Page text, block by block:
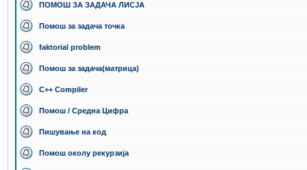
ПОМОШ ЗА ЗАДАЧА ЛИСЈА
Помош за задача точка
faktorial problem
Помош за задача(матрица)
C++ Compiler
Помош / Средна Цифра
Пишување на код
Помош околу рекурзија